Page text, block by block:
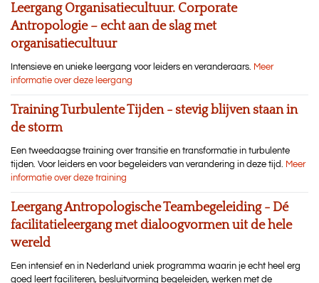
Leergang Organisatiecultuur. Corporate
Antropologie – echt aan de slag met
organisatiecultuur
Intensieve en unieke leergang voor leiders en veranderaars. Meer
informatie over deze leergang
Training Turbulente Tijden - stevig blijven staan in
de storm
Een tweedaagse training over transitie en transformatie in turbulente
tijden. Voor leiders en voor begeleiders van verandering in deze tijd. Meer
informatie over deze training
Leergang Antropologische Teambegeleiding - Dé
facilitatieleergang met dialoogvormen uit de hele
wereld
Een intensief en in Nederland uniek programma waarin je echt heel erg
goed leert faciliteren, besluitvorming begeleiden, werken met de